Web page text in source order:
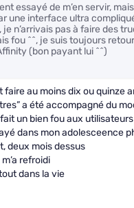
essayé de m’en servir,
une interface ultra
n’arrivais pas à faire des
fou ^^, je suis toujours
(bon payant lui ^^)
faire au moins dix ou quinze
a été accompagné du
fait un bien fou aux
dans mon adolesceence
deux mois dessus
refroidi
dans la vie